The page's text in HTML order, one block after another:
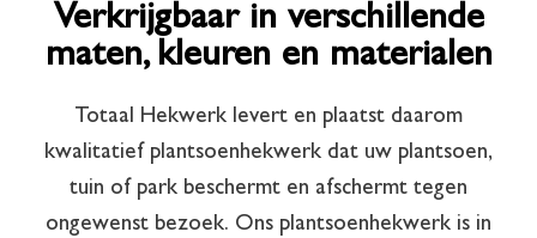
Verkrijgbaar in verschillende
maten, kleuren en materialen
Totaal Hekwerk levert en plaatst daarom
kwalitatief plantsoenhekwerk dat uw plantsoen,
tuin of park beschermt en afschermt tegen
ongewenst bezoek. Ons plantsoenhekwerk is in